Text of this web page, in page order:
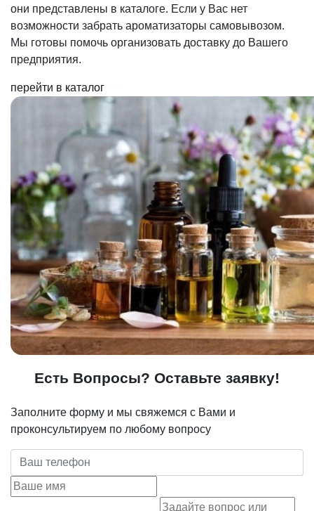
они представлены в каталоге. Если у Вас нет
возможности забрать ароматизаторы самовывозом.
Мы готовы помочь организовать доставку до Вашего
предприятия.
перейти в каталог
Есть Вопросы? Оставьте заявку!
Заполните форму и мы свяжемся с Вами и
проконсультируем по любому вопросу